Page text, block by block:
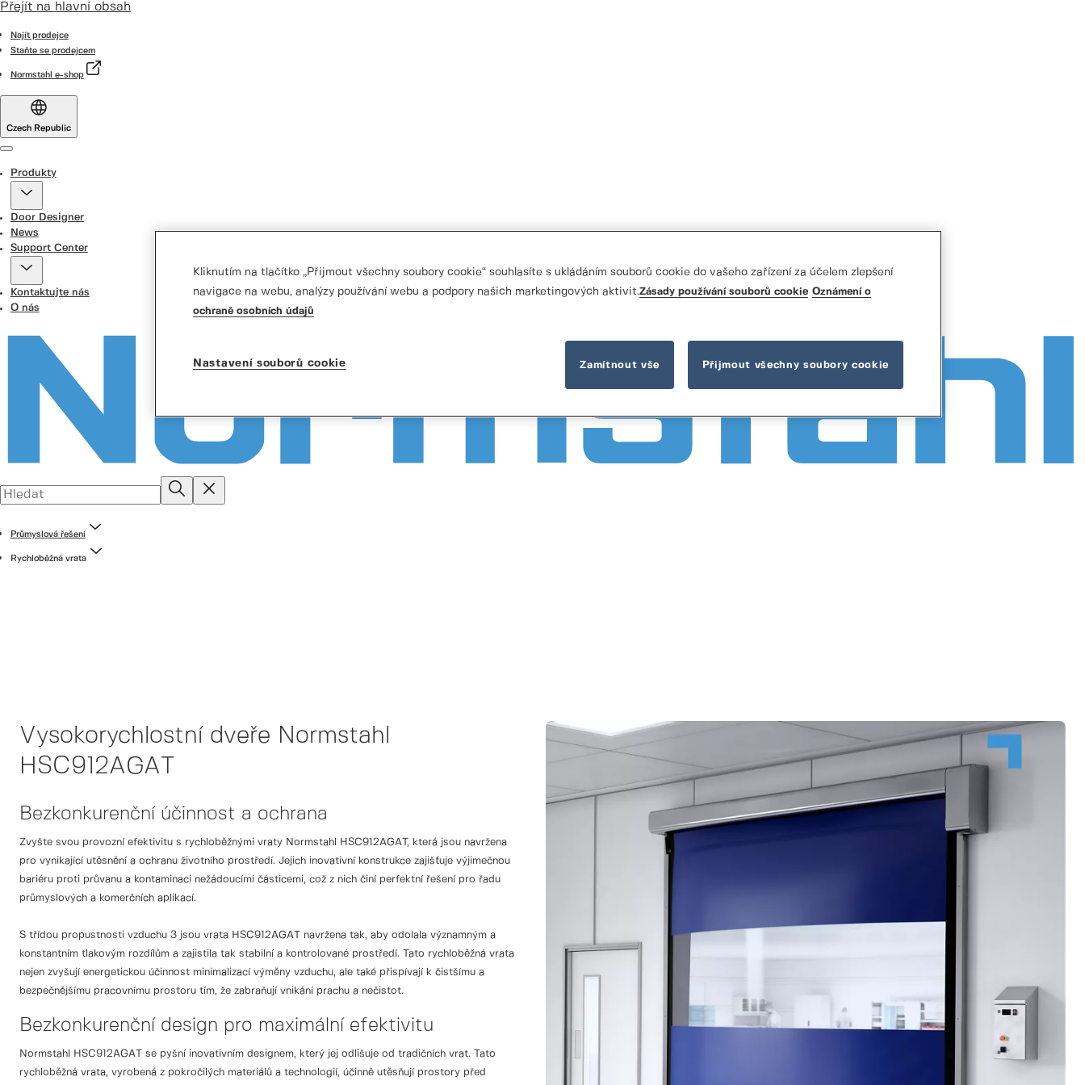
Přejít na hlavní obsah
Najít prodejce
Staňte se prodejcem
Normstahl e-shop
Czech Republic
Produkty
Door Designer
News
Support Center
Kontaktujte nás
O nás
Průmyslová řešení
Rychloběžná vrata
Vysokorychlostní dveře Normstahl
HSC912AGAT
Bezkonkurenční účinnost a ochrana
Zvyšte svou provozní efektivitu s rychloběžnými vraty Normstahl HSC912AGAT, která jsou navržena
pro vynikající utěsnění a ochranu životního prostředí. Jejich inovativní konstrukce zajišťuje výjimečnou
bariéru proti průvanu a kontaminaci nežádoucími částicemi, což z nich činí perfektní řešení pro řadu
průmyslových a komerčních aplikací.
S třídou propustnosti vzduchu 3 jsou vrata HSC912AGAT navržena tak, aby odolala významným a
konstantním tlakovým rozdílům a zajistila tak stabilní a kontrolované prostředí. Tato rychloběžná vrata
nejen zvyšují energetickou účinnost minimalizací výměny vzduchu, ale také přispívají k čistšímu a
bezpečnějšímu pracovnímu prostoru tím, že zabraňují vnikání prachu a nečistot.
Bezkonkurenční design pro maximální efektivitu
Normstahl HSC912AGAT se pyšní inovativním designem, který jej odlišuje od tradičních vrat. Tato
rychloběžná vrata, vyrobená z pokročilých materiálů a technologií, účinně utěsňují prostory před
Kliknutím na tlačítko „Přijmout všechny soubory cookie“ souhlasíte s ukládáním souborů cookie do vašeho zařízení za účelem zlepšení
navigace na webu, analýzy používání webu a podpory našich marketingových aktivit.Zásady používání souborů cookie Oznámení o
ochraně osobních údajů
Nastavení souborů cookie Zamítnout vše Přijmout všechny soubory cookie